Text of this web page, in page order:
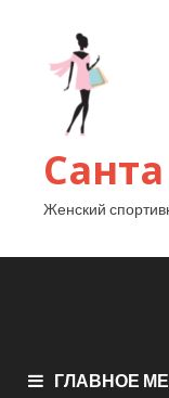
Женский
ГЛАВНОЕ